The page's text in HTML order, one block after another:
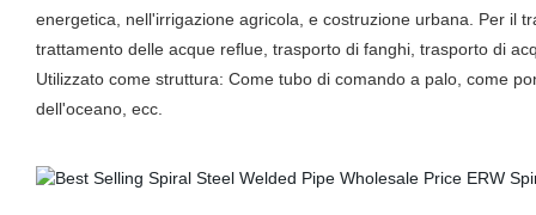
energetica, nell'irrigazione agricola, e costruzione urbana. Per il
trattamento delle acque reflue, trasporto di fanghi, trasporto di
Utilizzato come struttura: Come tubo di comando a palo, come
dell'oceano, ecc.